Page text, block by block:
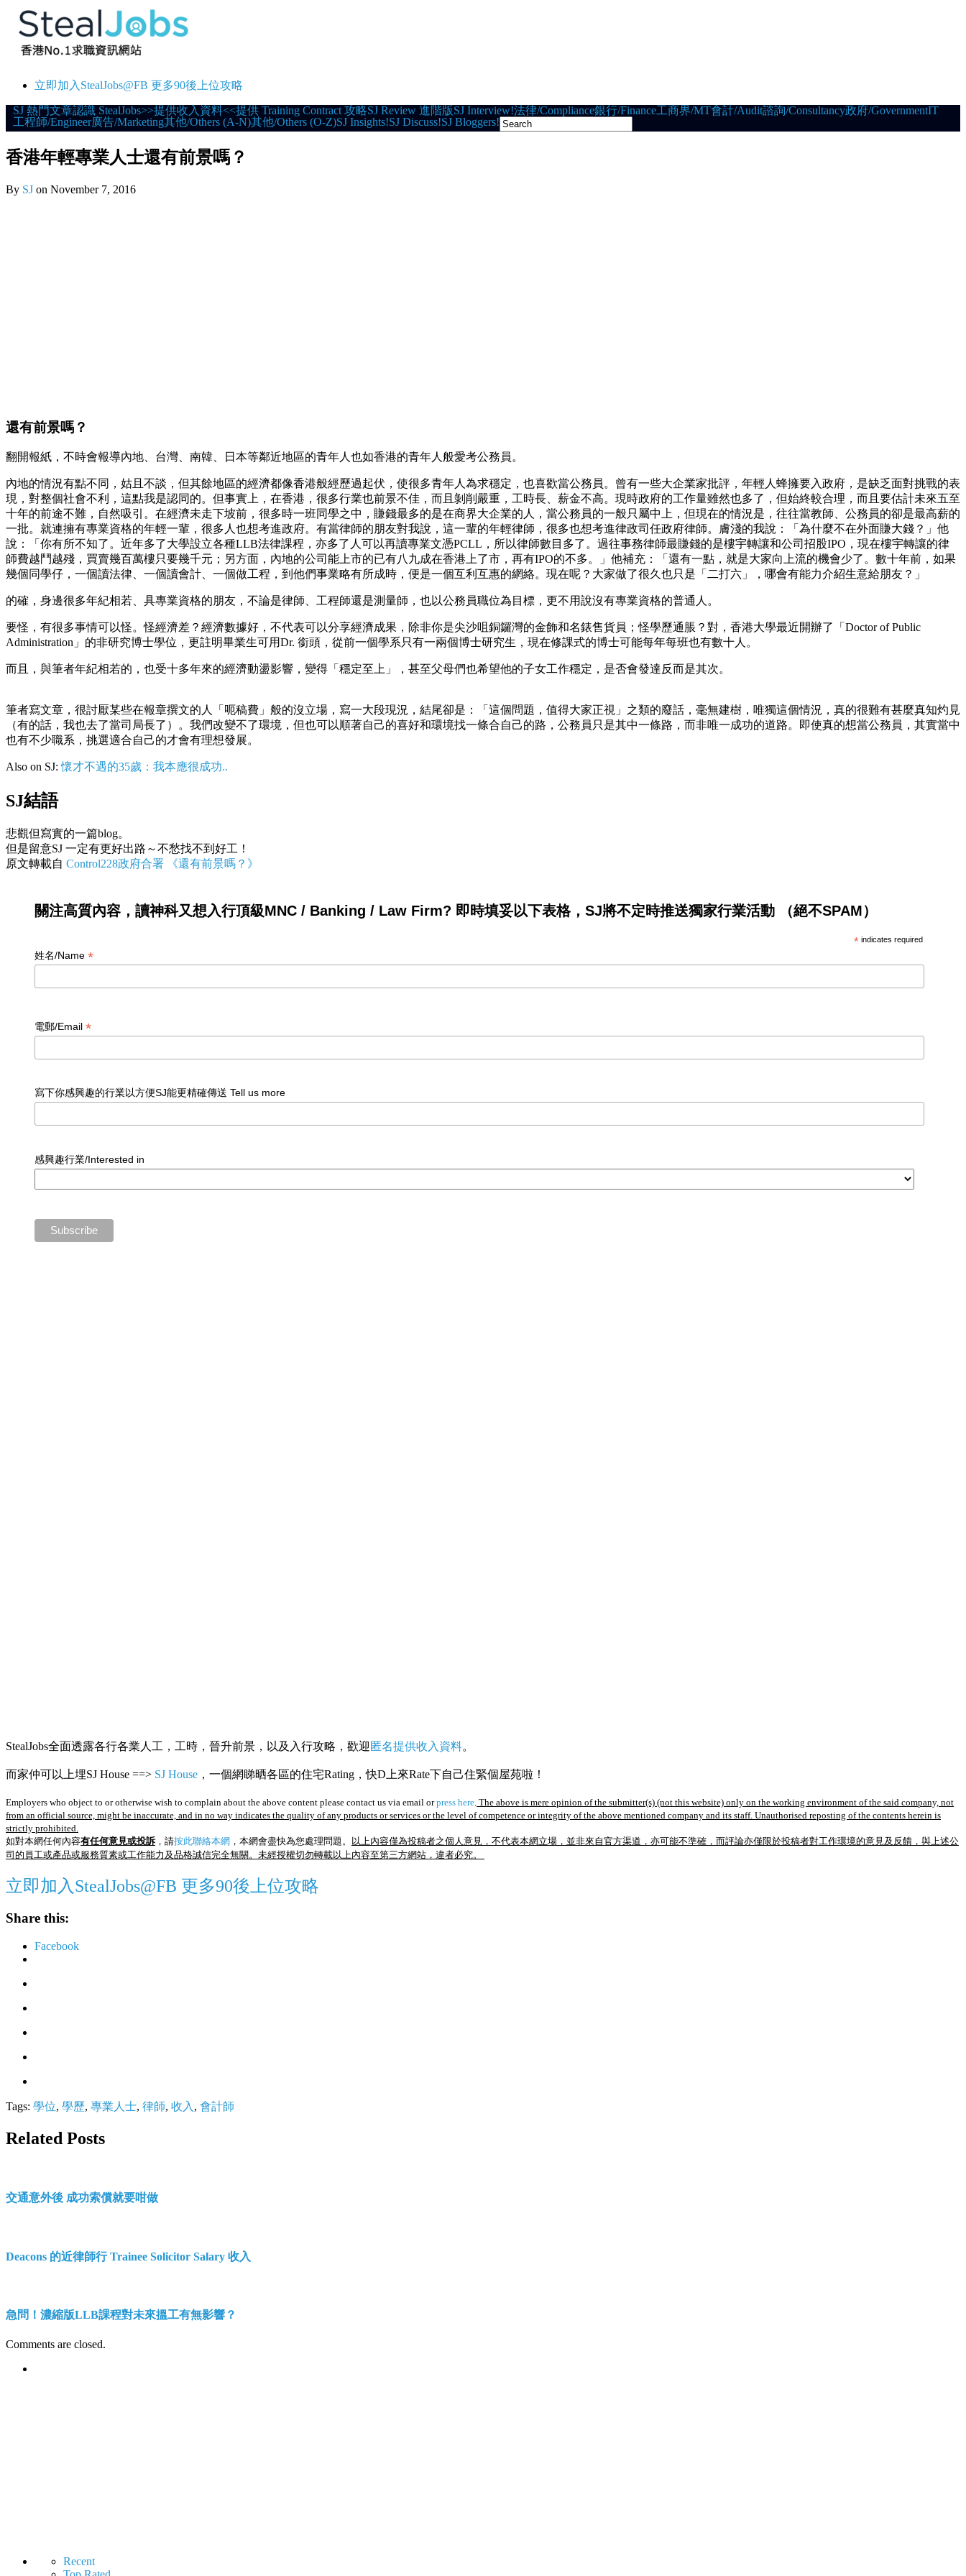
立即加入StealJobs@FB 更多90後上位攻略
Skip
to
SJ 熱門文章認識 StealJobs>>提供收入資料<<提供 Training Contract 攻略SJ Review 進階版SJ Interview!法律/Compliance銀行/Finance工商界/MT會計/Audit諮詢/Consultancy政府/GovernmentIT
工程師/Engineer廣告/Marketing其他/Others (A-N)其他/Others (O-Z)SJ Insights!SJ Discuss!SJ Bloggers!
香港年輕專業人士還有前景嗎？
By SJ on November 7, 2016
還有前景嗎？
翻開報紙，不時會報導內地、台灣、南韓、日本等鄰近地區的青年人也如香港的青年人般愛考公務員。
內地的情況有點不同，姑且不談，但其餘地區的經濟都像香港般經歷過起伏，使很多青年人為求穩定，也喜歡當公務員。曾有一些大企業家批評，年輕人蜂擁要入政府，是缺乏面對挑戰的表
現，對整個社會不利，這點我是認同的。但事實上，在香港，很多行業也前景不佳，而且剝削嚴重，工時長、薪金不高。現時政府的工作量雖然也多了，但始終較合理，而且要估計未來五至
十年的前途不難，自然吸引。在經濟未走下坡前，很多時一班同學之中，賺錢最多的是在商界大企業的人，當公務員的一般只屬中上，但現在的情況是，往往當教師、公務員的卻是最高薪的
一批。就連擁有專業資格的年輕一輩，很多人也想考進政府。有當律師的朋友對我說，這一輩的年輕律師，很多也想考進律政司任政府律師。膚淺的我說：「為什麼不在外面賺大錢？」他
說：「你有所不知了。近年多了大學設立各種LLB法律課程，亦多了人可以再讀專業文憑PCLL，所以律師數目多了。過往事務律師最賺錢的是樓宇轉讓和公司招股IPO，現在樓宇轉讓的律
師費越鬥越殘，買賣幾百萬樓只要幾千元；另方面，內地的公司能上市的已有八九成在香港上了市，再有IPO的不多。」他補充：「還有一點，就是大家向上流的機會少了。數十年前，如果
幾個同學仔，一個讀法律、一個讀會計、一個做工程，到他們事業略有所成時，便是一個互利互惠的網絡。現在呢？大家做了很久也只是「二打六」，哪會有能力介紹生意給朋友？」
的確，身邊很多年紀相若、具專業資格的朋友，不論是律師、工程師還是測量師，也以公務員職位為目標，更不用說沒有專業資格的普通人。
要怪，有很多事情可以怪。怪經濟差？經濟數據好，不代表可以分享經濟成果，除非你是尖沙咀銅鑼灣的金飾和名錶售貨員；怪學歷通脹？對，香港大學最近開辦了「Doctor of Public
Administration」的非研究博士學位，更註明畢業生可用Dr. 銜頭，從前一個學系只有一兩個博士研究生，現在修課式的博士可能每年每班也有數十人。
而且，與筆者年紀相若的，也受十多年來的經濟動盪影響，變得「穩定至上」，甚至父母們也希望他的子女工作穩定，是否會發達反而是其次。
筆者寫文章，很討厭某些在報章撰文的人「呃稿費」般的沒立場，寫一大段現況，結尾卻是：「這個問題，值得大家正視」之類的廢話，毫無建樹，唯獨這個情況，真的很難有甚麼真知灼見
（有的話，我也去了當司局長了）。我們改變不了環境，但也可以順著自己的喜好和環境找一條合自己的路，公務員只是其中一條路，而非唯一成功的道路。即使真的想當公務員，其實當中
也有不少職系，挑選適合自己的才會有理想發展。
Also on SJ:懷才不遇的35歲：我本應很成功..
SJ結語
悲觀但寫實的一篇blog。
但是留意SJ 一定有更好出路～不愁找不到好工！
原文轉載自 Control228政府合署 《還有前景嗎？》
關注高質內容，讀神科又想入行頂級MNC / Banking / Law Firm? 即時填妥以下表格，SJ將不定時推送獨家行業活動 （絕不SPAM）
* indicates required
姓名/Name *
電郵/Email *
寫下你感興趣的行業以方便SJ能更精確傳送 Tell us more
感興趣行業/Interested in
StealJobs全面透露各行各業人工，工時，晉升前景，以及入行攻略，歡迎 匿名提供收入資料。
而家仲可以上埋SJ House ==> SJ House ，一個網睇晒各區的住宅Rating，快D上來Rate下自己住緊個屋苑啦！
Employers who object to or otherwise wish to complain about the above content please contact us via email orpress here The above is mere opinion of the submitter(s) (not this website) only on the working environment of the said company, not
from an official source, might be inaccurate, and in no way indicates the quality of any products or services or the level of competence or integrity of the above mentioned company and its staff. Unauthorised reposting of the contents herein is
strictly prohibited.
如對本網任何內容有任何意見或投訴 ，請按此聯絡本網 ，本網會盡快為您處理問題。 以上內容僅為投稿者之個人意見，不代表本網立場，並非來自官方渠道，亦可能不準確，而評論亦僅限於投稿者對工作環境的意見及反饋，與上述公
司的員工或產品或服務質素或工作能力及品格誠信完全無關。未經授權切勿轉載以上內容至第三方網站，違者必究。
立即加入StealJobs@FB 更多90後上位攻略
Share this:
Facebook
Tags: 學位, 學歷, 專業人士, 律師, 收入 , 會計師
Related Posts
交通意外後 成功索償就要咁做
Deacons 的近律師行 Trainee Solicitor Salary 收入
急問！濃縮版LLB課程對未來搵工有無影響？
Comments are closed.
Recent